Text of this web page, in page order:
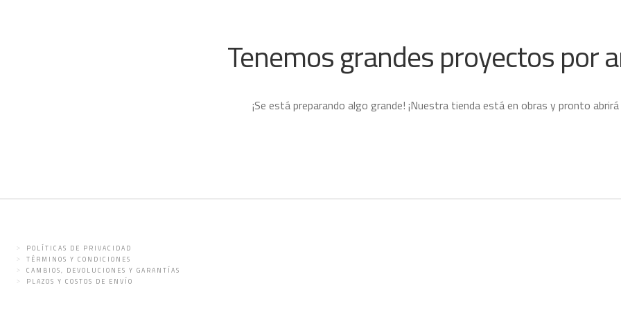
Tenemos grandes proyectos por
¡Se está preparando algo grande! ¡Nuestra tienda está en obras y pronto
POLÍTICAS DE PRIVACIDAD
TÉRMINOS Y CONDICIONES
CAMBIOS, DEVOLUCIONES Y GARANTÍAS
PLAZOS Y COSTOS DE ENVÍO